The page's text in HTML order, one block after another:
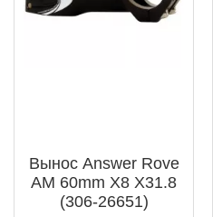
Вынос Answer Rove
AM 60mm X8 X31.8
(306-26651)